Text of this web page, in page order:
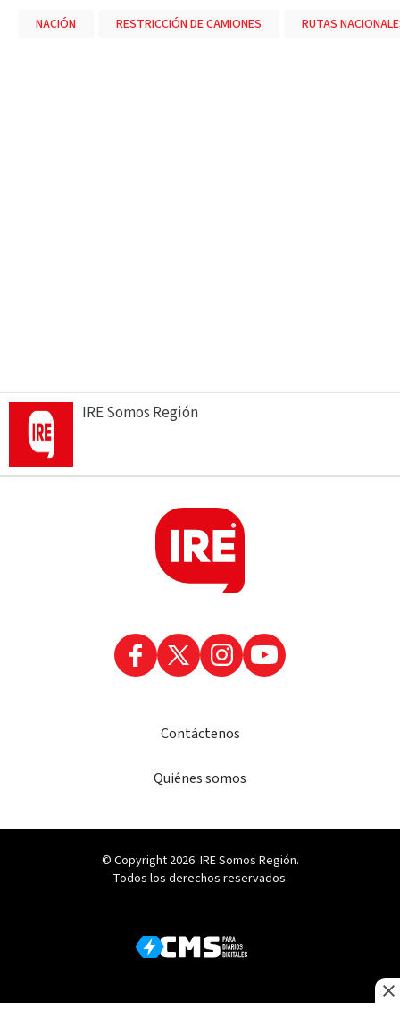
NACIÓN RESTRICCIÓN DE CAMIONES RUTAS
IRE Somos Región
Contáctenos
Quiénes somos
© Copyright 2026. IRE Somos Región.
Todos los derechos reservados.